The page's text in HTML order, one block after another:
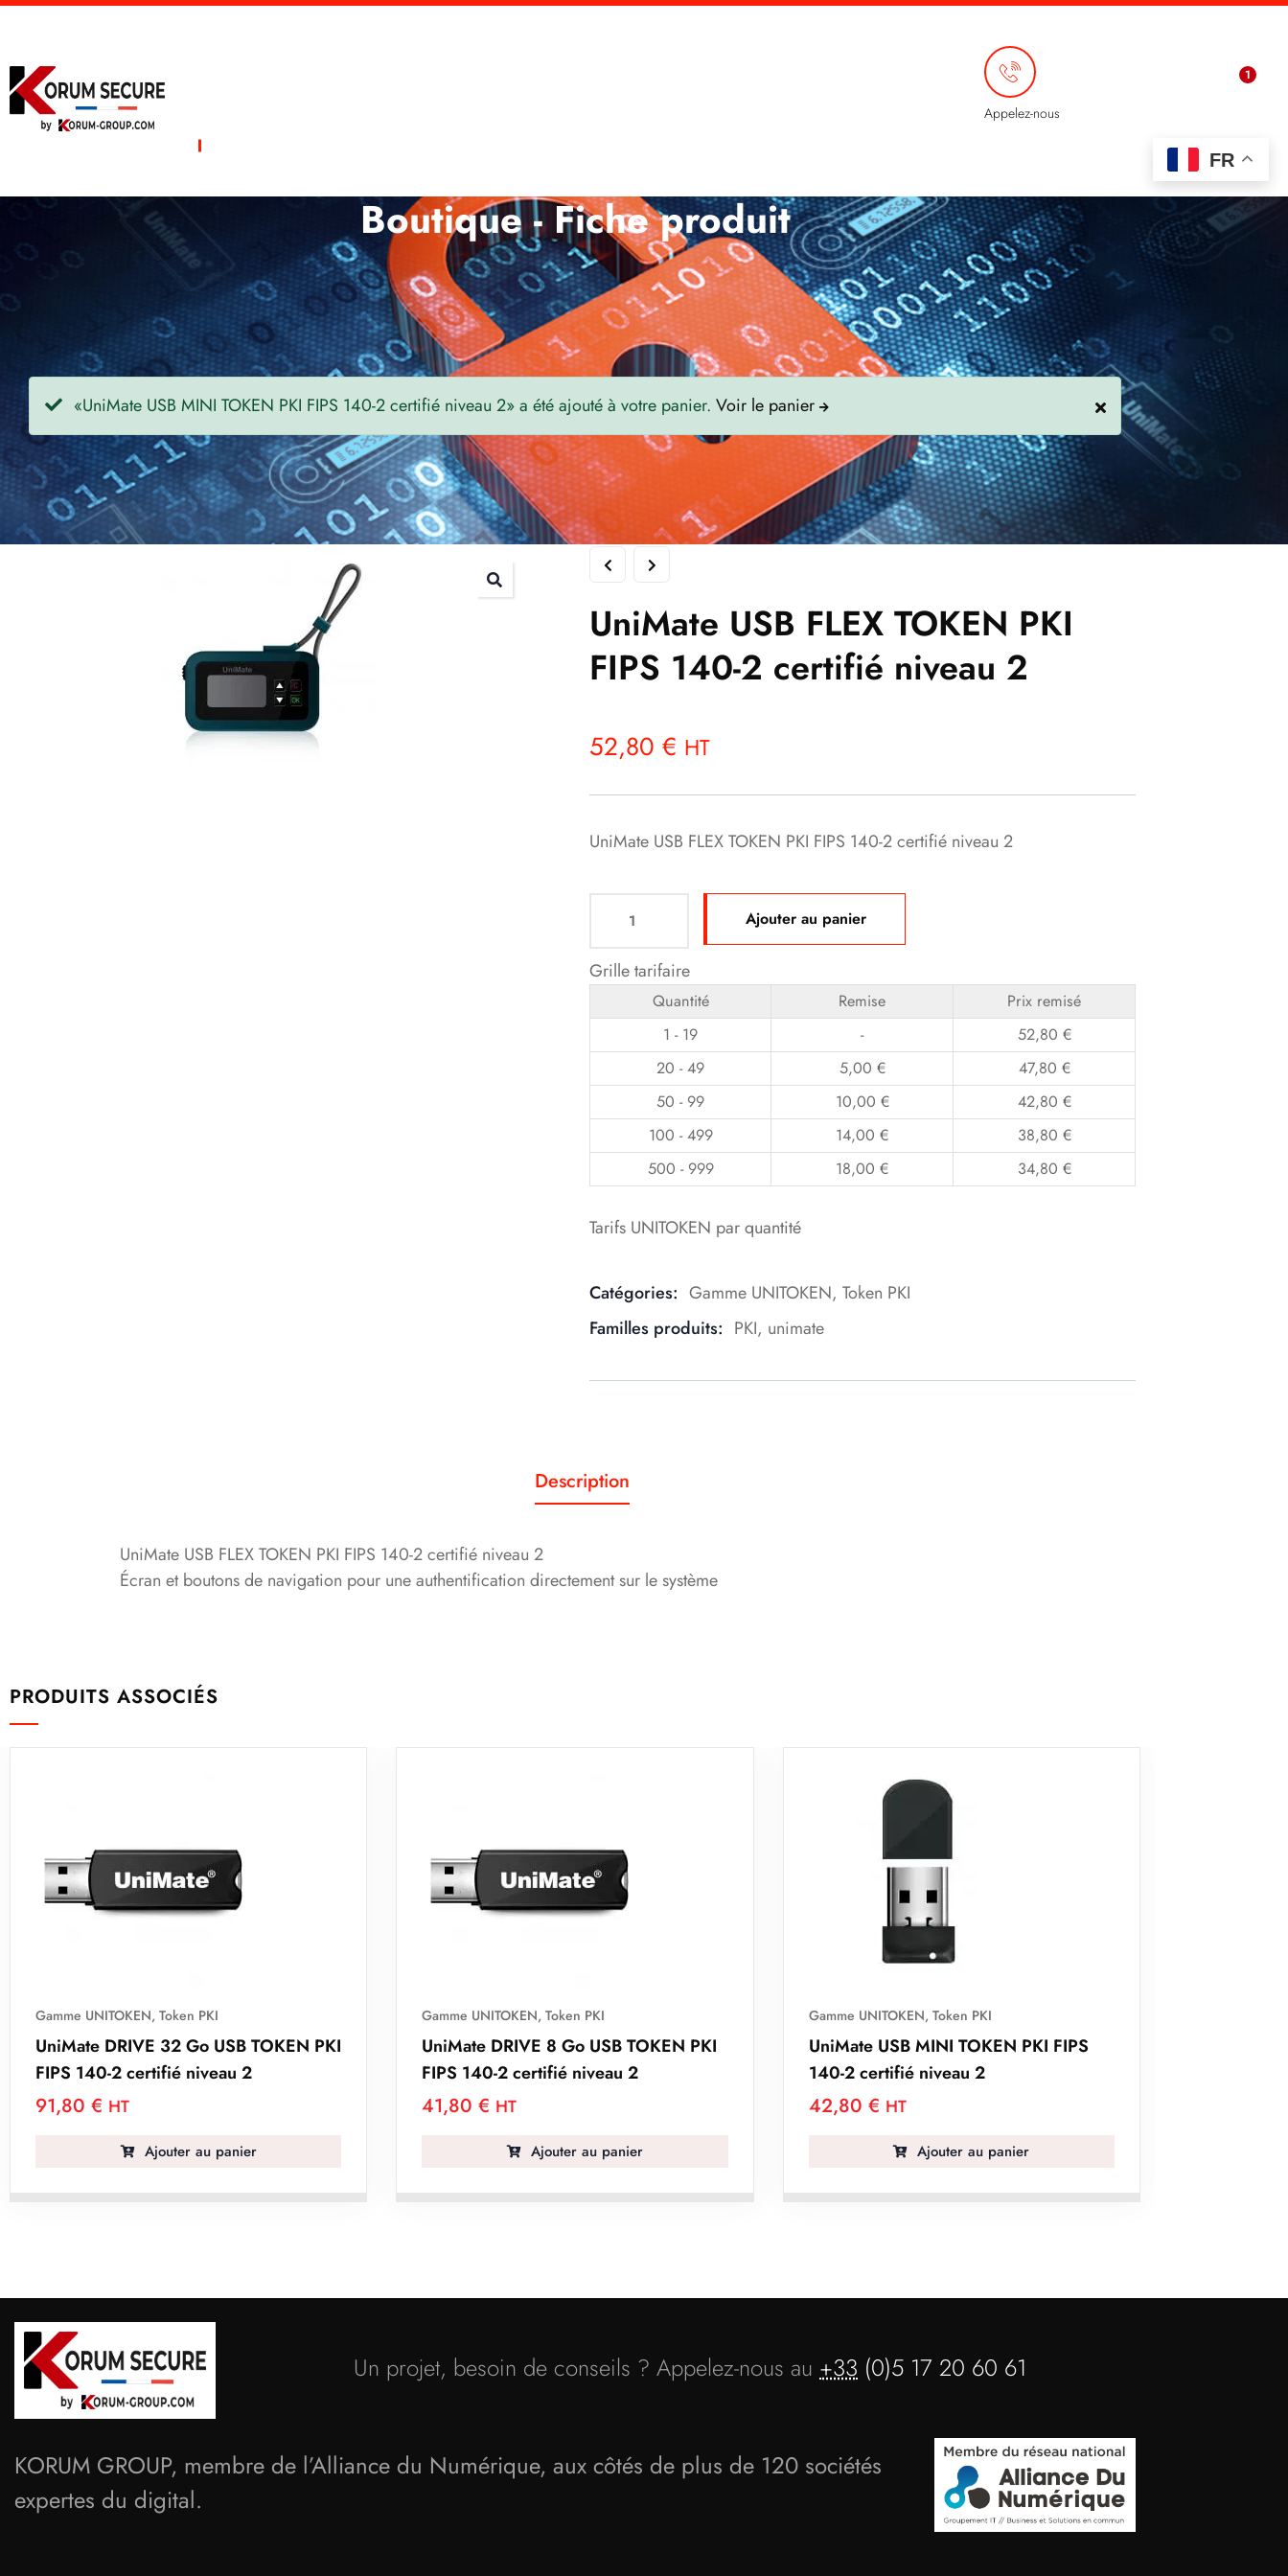
Appelez-nous
1
Boutique - Fiche produit
«UniMate USB MINI TOKEN PKI FIPS 140-2 certifié niveau 2» a été ajouté à votre panier. Voir le panier
UniMate USB FLEX TOKEN PKI
FIPS 140-2 certifié niveau 2
52,80 € HT
UniMate USB FLEX TOKEN PKI FIPS 140-2 certifié niveau 2
Ajouter au panier
Grille tarifaire
Quantité Remise
Prix remisé
1 - 19
- 52,80 €
20 - 49
5,00 € 47,80 €
50 - 99
10,00 € 42,80 €
100 - 499
14,00 € 38,80 €
500 - 999
18,00 € 34,80 €
Tarifs UNITOKEN par quantité
Catégories: Gamme UNITOKEN, Token PKI
Familles produits: PKI, unimate
Description
UniMate USB FLEX TOKEN PKI FIPS 140-2 certifié niveau 2
Écran et boutons de navigation pour une authentification directement sur le système
PRODUITS ASSOCIÉS
PKI
Gamme UNITOKEN
UniMate DRIVE 8 Go USB TOKEN PKI
FIPS 140-2 certifié niveau 2
Gamme UNITOKEN
UniMate USB MINI TOKEN PKI FIPS
140-2 certifié niveau 2
Gamme UNITOKEN
UniToken PKI, CCID – 32 Go
76,80
Un projet, besoin de conseils ? Appelez-nous au +33 (0)5 17 20 60 61
KORUM GROUP, membre de l’Alliance du Numérique, aux côtés de plus de 120 sociétés
expertes du digital.
FR